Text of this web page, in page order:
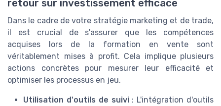
retour sur investissement efficace
Dans le cadre de votre stratégie marketing et de trade,
il est crucial de s'assurer que les compétences
acquises lors de la formation en vente sont
véritablement mises à profit. Cela implique plusieurs
actions concrètes pour mesurer leur efficacité et
optimiser les processus en jeu.
Utilisation d'outils de suivi: L'intégration d'outils